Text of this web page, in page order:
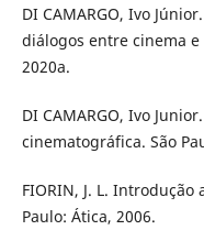
DI CAMARGO, Ivo
diálogos entre cinema e
2020a.
DI CAMARGO, Ivo
cinematográfica. São
FIORIN, J. L.
Paulo: Ática, 2006.